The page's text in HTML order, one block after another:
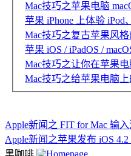
Mac技巧之苹果电脑
苹果 iPhone 上体验 iPod
Mac技巧之复古苹果风格
苹果 iOS / iPadOS /
Mac技巧之让你在苹果
Mac技巧之给苹果电脑
Apple新闻之 FIT for Mac 输入
Apple新闻之苹果发布 iOS 4.2
黑咖啡